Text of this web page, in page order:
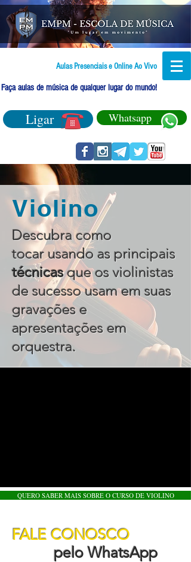
Aulas Presenciais e Online Ao Vivo
Faça aulas de música de qualquer lugar do mundo!
Ligar Whatsapp
Violino
Descubra como
tocar usando as principais
técnicasque os violinistas
de sucesso usam em suas
gravações e
apresentações em
orquestra.
QUERO SABER MAIS SOBRE O CURSO DE VIOLINO
FALE CONOSCO
pelo WhatsApp